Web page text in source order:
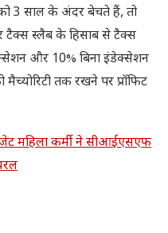
3 साल के अंदर बेचते हैं, तो
स्लैब के हिसाब से टैक्स
और 10% बिना इंडेक्सेशन
तक रखने पर प्रॉफिट
महिला कर्मी ने सीआईएसएफ